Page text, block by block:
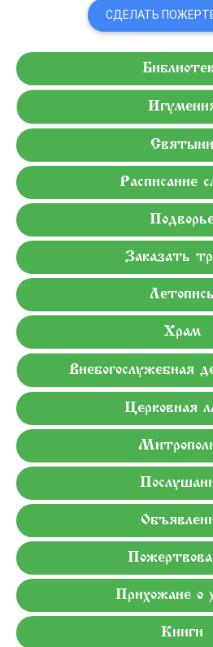
СДЕЛАТЬ
Святыни
Расписание
Заказать
Летопись
Храм
Внебогослужебная
Церковная
Прихожане о
Книги